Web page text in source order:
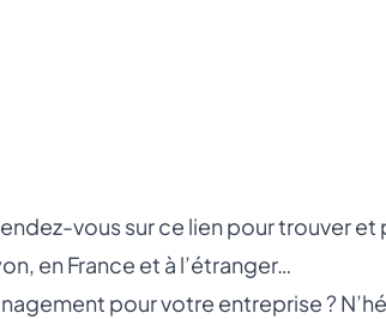
vous sur ce lien pour trouver
en France et à l’étranger…
pour votre entreprise ?